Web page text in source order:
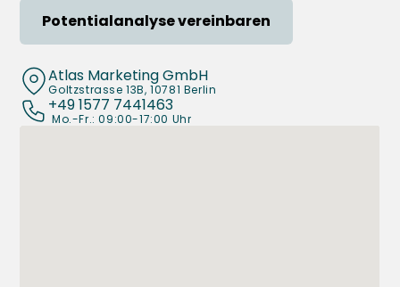
Potentialanalyse vereinbaren
Atlas Marketing GmbH
Goltzstrasse 13B, 10781 Berlin
+49 1577 7441463
Mo.-Fr.: 09:00-17:00 Uhr